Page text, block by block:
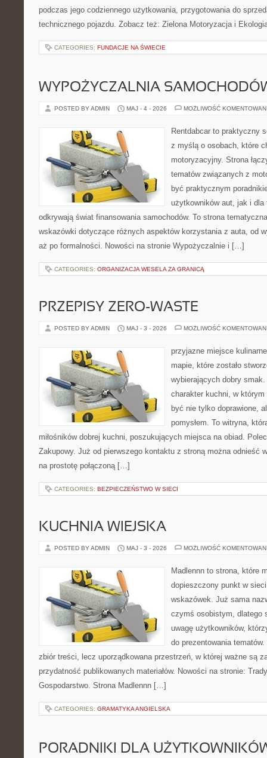
podczas jego codziennego użytkowania, przygotowania do
technicznego pojazdu. Zobacz też: Zielona Motoryzacja i
CATEGORIES: FUNDACJE NA ŚWIECIE
WYPOŻYCZALNIA
POSTED BY ADMIN MAJ - 4 - 2026 MOŻLIWOŚĆ
Rentdabcar to praktyczny
z myślą o osobach, które
motoryzacyjny. Strona
tematów związanych z
być praktycznym
użytkowników aut, jak i
odkrywają świat finansowania samochodów. To strona
wskazówki dotyczące różnych aspektów korzystania z auta, od
aż po formalności. Nowości na stronie Wypożyczalnie i […]
CATEGORIES: ORGANIZACJA WESELA ZA GRANICĄ
PRZEPISY ZERO-WASTE
POSTED BY ADMIN MAJ - 3 - 2026 MOŻLIWOŚĆ
przyjazne miejsce
mapie, które zostało
wybierających dobry
charakter kuchni, w
być nie tylko doprawione,
pomysłem. To witryna,
miłośników dobrej kuchni, poszukujących miejsca na obiad.
Zakupowy. Już od pierwszego kontaktu z stroną można odnieść
na prostotę połączoną […]
CATEGORIES: BEZPIECZEŃSTWO W SIECI
KUCHNIA WIEJSKA
POSTED BY ADMIN MAJ - 3 - 2026 MOŻLIWOŚĆ
Madlennn to strona, które
dopieszczony punkt w
wskazówek. Już sama
czymś osobistym, dlatego
uwagę użytkowników,
do prezentowania
zbiór treści, lecz uporządkowana przestrzeń, w której ważne są
przydatność publikowanych materiałów. Nowości na stronie:
Gospodarstwo. Strona Madlennn […]
CATEGORIES: GRAMATYKA ANGIELSKA
PORADNIKI DLA